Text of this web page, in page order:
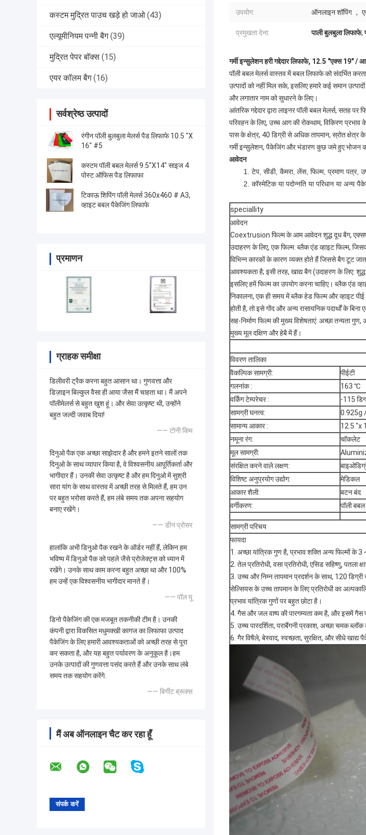
कस्टम मुद्रित पाउच खड़े हो जाओ (43)
एल्यूमीनियम पन्नी बैग (39)
मुद्रित पेपर बॉक्स (15)
एयर कॉलम बैग (16)
सर्वश्रेष्ठ उत्पादों
रंगीन पॉली बुलबुला मेलर्स पैड लिफाफे 10.5 "X
16" #5
कस्टम पॉली बबल मेलर्स 9.5"X14" साइज 4
पोस्ट ऑफिस पैड लिफाफा
टिकाऊ शिपिंग पॉली मेलर्स 360x460 # A3,
व्हाइट बबल पैकेजिंग लिफाफे
प्रमाणन
ग्राहक समीक्षा
डिलीवरी ट्रैक करना बहुत आसान था। गुणवत्ता और
डिज़ाइन बिल्कुल वैसा ही आया जैसा मैं चाहता था। मैं अपने
पॉलीमेलर्स से बहुत खुश हूं। और सेवा उत्कृष्ट थी, उन्होंने
बहुत जल्दी जवाब दिया!
—— टोनी किम
दिनुओ पैक एक अच्छा साझेदार है और हमने इतने सालों तक
दिनुओ के साथ व्यापार किया है, वे विश्वसनीय आपूर्तिकर्ता और
भागीदार हैं। उनकी सेवा उत्कृष्ट है और हम दिनुओ में सुश्री
सारा यांग के साथ वास्तव में अच्छी तरह से मिलते हैं, हम उन
पर बहुत भरोसा करते हैं, हम लंबे समय तक अपना सहयोग
बनाए रखेंगे।
—— डीन प्रोसर
हालांकि अभी डिनुओ पैक रखने के ऑर्डर नहीं हैं, लेकिन हम
भविष्य में डिनुओ पैक को पहले जैसे प्रोजेक्ट्स को ध्यान में
रखेंगे। उनके साथ काम करना बहुत अच्छा था और 100%
हम उन्हें एक विश्वसनीय भागीदार मानते हैं।
—— पॉल यू
डिनो पैकेजिंग की एक मजबूत तकनीकी टीम है। उनकी
कंपनी द्वारा विकसित मधुमक्खी कागज का लिफाफा उत्पाद
पैकेजिंग के लिए हमारी आवश्यकताओं को अच्छी तरह से पूरा
कर सकता है, और यह बहुत पर्यावरण के अनुकूल है।हम
उनके उत्पादों की गुणवत्ता पसंद करते हैं और उनके साथ लंबे
समय तक सहयोग करेंगे.
—— बिर्गीट ब्रूक्स
मैं अब ऑनलाइन चैट कर रहा हूँ
उपयोग: ऑनलाइन शॉपिंग ，
प्रमुखता देना: पाली बुलबुला लिफाफे,
गर्मी इन्सुलेशन हरी गद्देदार लिफाफे, 12.5 "एक्स 19" /
पॉली बबल मेलर्स वास्तव में बबल लिफाफे को संदर्भित
उत्पादों को नहीं मिल सके, इसलिए हमारे कई समान
और लगातार नाम को सुधारने के लिए।
आंतरिक गद्देदार द्वारा लाइनर पॉली बबल मेलर्स, सतह
परिवहन के लिए, उच्च आग की रोकथाम, विकिरण प्रभाव
पास के क्षेत्र, 40 डिग्री से अधिक तापमान, स्रोत क्षेत्र
गर्मी इन्सुलेशन, पैकेजिंग और भंडारण कुछ जमे हुए
आवेदन
1. टेप, सीडी, कैमरा, लेंस, फिल्म, प्रमाण पत्र,
2. कॉस्मेटिक या पदोन्नति या परिधान या अन्य
speciallity
आवेदन
Coextrusion फिल्म के आम आवेदन शुद्ध दूध बैग,
उदाहरण के लिए, एक फिल्म: ब्लैक एंड व्हाइट फिल्म,
विभिन्न कारकों के कारण व्यक्त होते हैं जिससे बैग टूट
आवश्यकता है; इसी तरह, खाद्य बैग (उदाहरण के लिए:
इसलिए हमें फिल्म का उपयोग करना चाहिए। ब्लैक एंड
निकालना, एक ही समय में ब्लैक हेड फिल्म और व्हाइट
होती है, तो इसे गोंद और अन्य रासायनिक पदार्थों के बिना
सह-निर्माण फिल्म की मुख्य विशेषताएं: अच्छा तन्यता
मुख्य मूल दक्षिण और हेबै में हैं।
विवरण तालिका
वैकल्पिक सामग्री:
पीईटी
गलनांक :
163 ℃
वर्किंग टेम्परेचर :
-115
सामग्री घनत्व:
0.925g /
सामान्य आकार :
12.5 "x
नमूना रंग:
चॉकलेट
मूल सामग्री:
संरक्षित करने वाले लक्षण:
विशिष्ट अनुप्रयोग उद्योग:
मेडिकल
आकार शैली:
बटन बंद
वर्गीकरण:
पॉली
सामग्री परिचय
फायदा
1. अच्छा यांत्रिक गुण है, प्रभाव शक्ति अन्य फिल्मों के 3
2. तेल प्रतिरोधी, वसा प्रतिरोधी, एसिड सहिष्णु, पतला
3. उच्च और निम्न तापमान प्रदर्शन के साथ, 120
सेल्सियस के उच्च तापमान के लिए प्रतिरोधी का
प्रभाव यांत्रिक गुणों पर बहुत छोटा है।
4. गैस और जल वाष्प की पारगम्यता कम है, और इसमें गैस
5. उच्च पारदर्शिता, पराबैंगनी प्रकाश, अच्छा चमक
6. गैर विषैले, बेस्वाद, स्वच्छता, सुरक्षित, और सीधे